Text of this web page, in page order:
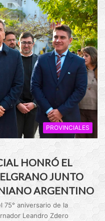
PROVINCIALES
HONRÓ EL
JUNTO
ARGENTINO
75° aniversario de la
Leandro Zdero